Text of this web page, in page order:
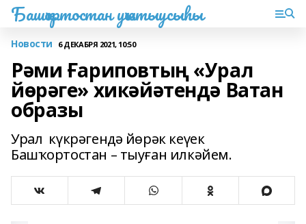
Башҡортостан уҡытыусыһы
Новости 6 ДЕКАБРЯ 2021, 10:50
Рәми Ғариповтың «Урал
йөрәге» хикәйәтендә Ватан
образы
Урал күкрәгендә йөрәк кеүек
Башҡортостан – тыуған илкәйем.